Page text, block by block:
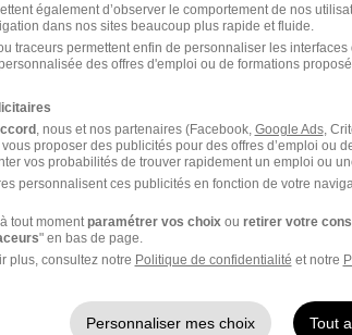
- 37 Intérim 12,31 € / heure 1 mois
TIG Acier H/F
France
également d’observer le comportement de nos
dans nos sites beaucoup plus rapide et fluide.
traceurs permettent enfin de personnaliser les
des offres d'emploi ou de formations
, nous et nos partenaires (Facebook, Google Ads,
proposer des publicités pour des offres d’emploi ou
vos probabilités de trouver rapidement un emploi ou
personnalisent ces publicités en fonction de votre
tout moment paramétrer vos choix ou retirer votre
" en bas de page.
plus, consultez notre Politique de confidentialité et notre
Personnaliser mes choix Tout